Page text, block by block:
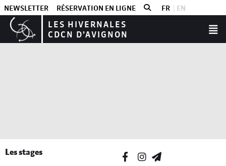
NEWSLETTER RÉSERVATION EN LIGNE FR EN
LES HIVERNALES
CDCN D’AVIGNON
Les stages